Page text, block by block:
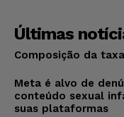
Últimas
Composição da
Meta é alvo de
conteúdo sexual
suas plataformas